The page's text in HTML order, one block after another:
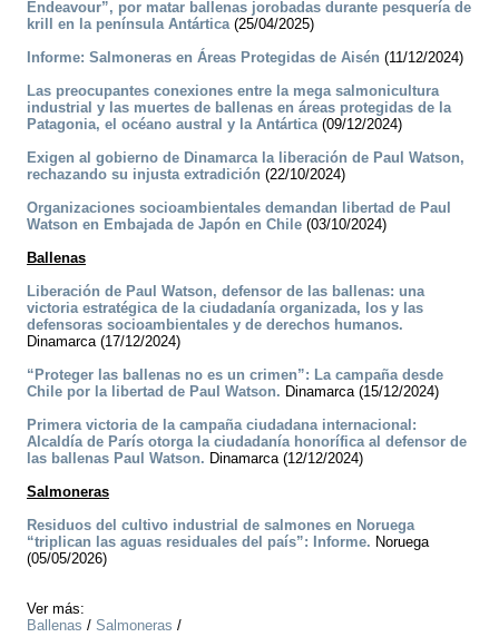
Endeavour”, por matar ballenas jorobadas durante pesquería de
krill en la península Antártica(25/04/2025)
Informe: Salmoneras en Áreas Protegidas de Aisén (11/12/2024)
Las preocupantes conexiones entre la mega salmonicultura
industrial y las muertes de ballenas en áreas protegidas de la
Patagonia, el océano austral y la Antártica(09/12/2024)
Exigen al gobierno de Dinamarca la liberación de Paul Watson,
rechazando su injusta extradición (22/10/2024)
Organizaciones socioambientales demandan libertad de Paul
Watson en Embajada de Japón en Chile (03/10/2024)
Ballenas
Liberación de Paul Watson, defensor de las ballenas: una
victoria estratégica de la ciudadanía organizada, los y las
defensoras socioambientales y de derechos humanos.
Dinamarca (17/12/2024)
“Proteger las ballenas no es un crimen”: La campaña desde
Chile por la libertad de Paul Watson. Dinamarca (15/12/2024)
Primera victoria de la campaña ciudadana internacional:
Alcaldía de París otorga la ciudadanía honorífica al defensor de
las ballenas Paul Watson. Dinamarca (12/12/2024)
Salmoneras
Residuos del cultivo industrial de salmones en Noruega
“triplican las aguas residuales del país”: Informe. Noruega
(05/05/2026)
Ver más:
Ballenas / Salmoneras /